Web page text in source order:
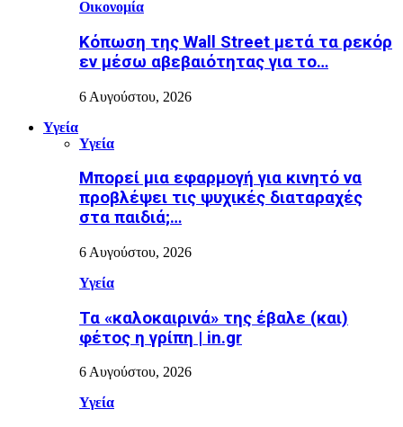
Οικονομία
Κόπωση της Wall Street μετά τα ρεκόρ
εν μέσω αβεβαιότητας για το…
6 Αυγούστου, 2026
Υγεία
Υγεία
Μπορεί μια εφαρμογή για κινητό να
προβλέψει τις ψυχικές διαταραχές
στα παιδιά;…
6 Αυγούστου, 2026
Υγεία
Τα «καλοκαιρινά» της έβαλε (και)
φέτος η γρίπη | in.gr
6 Αυγούστου, 2026
Υγεία